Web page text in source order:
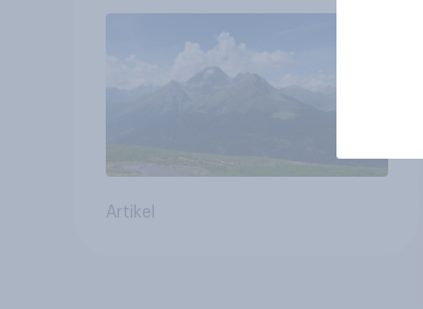
Gesundheitswesen und
Altersvorsorge
Artikel